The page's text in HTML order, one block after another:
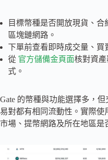
目標幣種是否開放現貨、
區塊鏈網路。
下單前查看即時成交量、買
從 官方儲備金頁面核對資
式。
Gate 的幣種與功能選擇多，
易對都有相同流動性。實際使
市場、提幣網路及所在地區是